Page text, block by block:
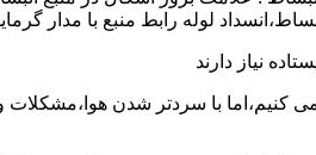
لوله رابط منبع با مدار
نیاز دارند
کنیم،اما با سردتر شدن